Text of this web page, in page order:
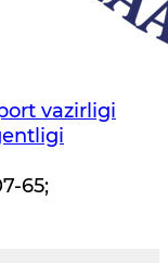
vazirligi
65;